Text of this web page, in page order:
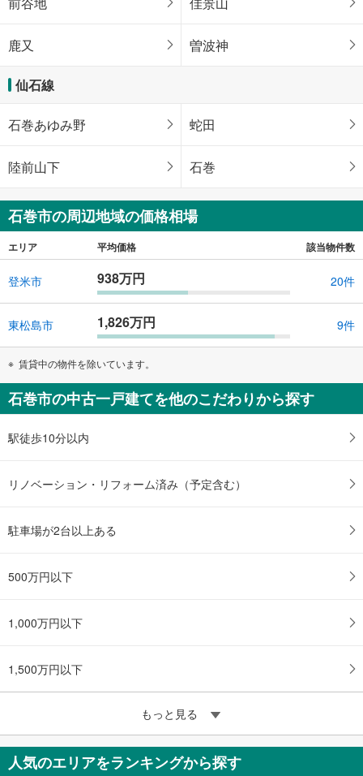
鹿又 曽波神
仙石線
石巻あゆみ野 蛇田
陸前山下 石巻
石巻市の周辺地域の価格相場
エリア 平均価格 該当物件数
登米市 938万円 20件
東松島市 1,826万円 9件
賃貸中の物件を除いています。
石巻市の中古一戸建てを他のこだわりから探す
駅徒歩10分以内
リノベーション・リフォーム済み（予定含む）
駐車場が2台以上ある
500万円以下
1,000万円以下
1,500万円以下
もっと見る
人気のエリアをランキングから探す